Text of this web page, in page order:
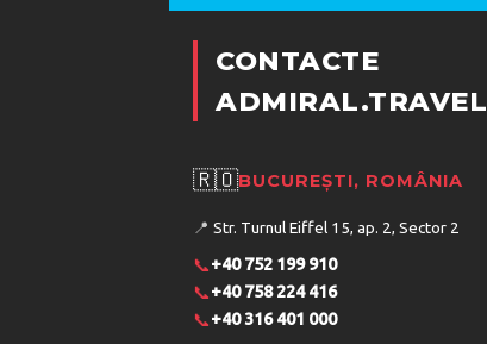
CONTACTE
ADMIRAL.TRAVEL
🇷🇴BUCUREȘTI, ROMÂNIA
📍 Str. Turnul Eiffel 15, ap. 2, Sector 2
📞+40 752 199 910
📞+40 758 224 416
📞+40 316 401 000